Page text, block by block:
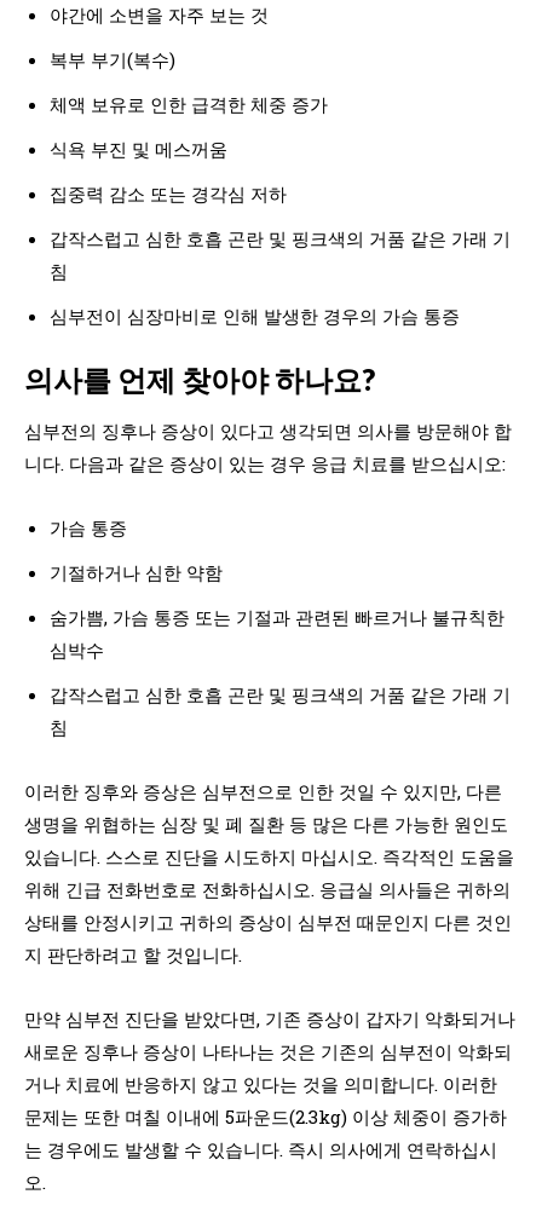
야간에 소변을 자주 보는 것
복부 부기(복수)
체액 보유로 인한 급격한 체중 증가
식욕 부진 및 메스꺼움
집중력 감소 또는 경각심 저하
갑작스럽고 심한 호흡 곤란 및 핑크색의 거품 같은 가래 기
침
심부전이 심장마비로 인해 발생한 경우의 가슴 통증
의사를 언제 찾아야 하나요?
심부전의 징후나 증상이 있다고 생각되면 의사를 방문해야 합
니다. 다음과 같은 증상이 있는 경우 응급 치료를 받으십시오:
가슴 통증
기절하거나 심한 약함
숨가쁨, 가슴 통증 또는 기절과 관련된 빠르거나 불규칙한
심박수
갑작스럽고 심한 호흡 곤란 및 핑크색의 거품 같은 가래 기
침
이러한 징후와 증상은 심부전으로 인한 것일 수 있지만, 다른
생명을 위협하는 심장 및 폐 질환 등 많은 다른 가능한 원인도
있습니다. 스스로 진단을 시도하지 마십시오. 즉각적인 도움을
위해 긴급 전화번호로 전화하십시오. 응급실 의사들은 귀하의
상태를 안정시키고 귀하의 증상이 심부전 때문인지 다른 것인
지 판단하려고 할 것입니다.
만약 심부전 진단을 받았다면, 기존 증상이 갑자기 악화되거나
새로운 징후나 증상이 나타나는 것은 기존의 심부전이 악화되
거나 치료에 반응하지 않고 있다는 것을 의미합니다. 이러한
문제는 또한 며칠 이내에 5파운드(2.3kg) 이상 체중이 증가하
는 경우에도 발생할 수 있습니다. 즉시 의사에게 연락하십시
오.